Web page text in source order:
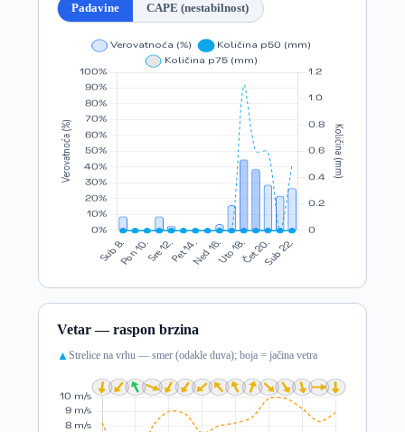
Padavine CAPE (nestabilnost)
Vetar — raspon brzina
▲ Strelice na vrhu — smer (odakle duva); boja = jačina vetra